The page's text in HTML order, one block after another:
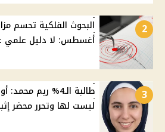
2
أغسطس: لا دليل علمي
3
طالبة الـ4% ريم
ليست لها وتحرر محضر